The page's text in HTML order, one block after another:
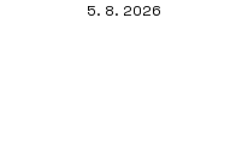
5. 8. 2026